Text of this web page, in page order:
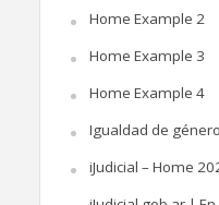
Home Example 2
Home Example 3
Home Example 4
Igualdad de
iJudicial – Home